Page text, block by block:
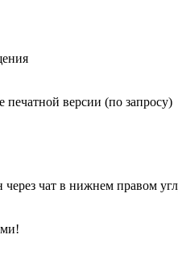
версии (по запросу)
чат в нижнем правом